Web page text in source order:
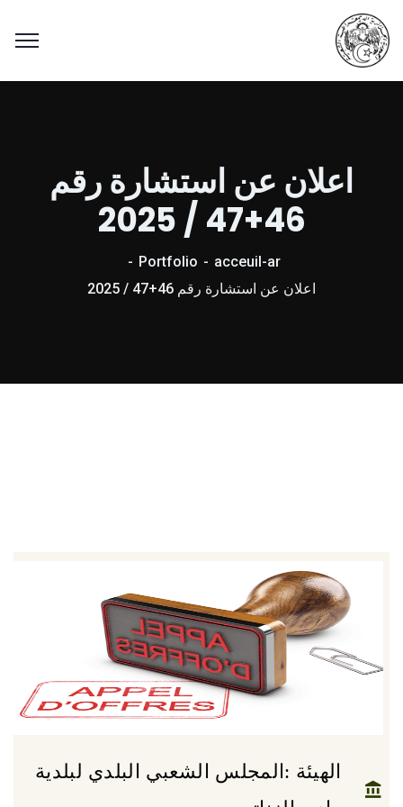
اعلان عن استشارة رقم
46+47 / 2025
acceuil-ar
Portfolio
اعلان عن استشارة رقم 46+47 / 2025
الهيئة :المجلس الشعبي البلدي لبلدية